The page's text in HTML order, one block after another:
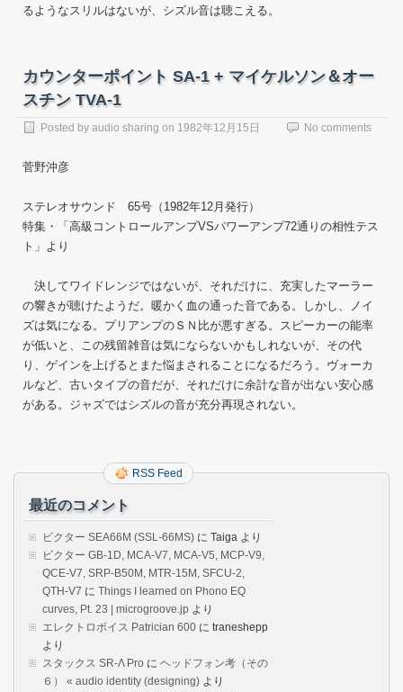
るようなスリルはないが、シズル音は聴こえる。
カウンターポイント SA-1 + マイケルソン＆オー
スチン TVA-1
Posted by audio sharing on 1982年12月15日 No comments
菅野沖彦
ステレオサウンド 65号（1982年12月発行）
特集・「高級コントロールアンプVSパワーアンプ72通りの相性テス
ト」より
決してワイドレンジではないが、それだけに、充実したマーラー
の響きが聴けたようだ。暖かく血の通った音である。しかし、ノイ
ズは気になる。プリアンプのＳＮ比が悪すぎる。スピーカーの能率
が低いと、この残留雑音は気にならないかもしれないが、その代
り、ゲインを上げるとまた悩まされることになるだろう。ヴォーカ
ルなど、古いタイプの音だが、それだけに余計な音が出ない安心感
がある。ジャズではシズルの音が充分再現されない。
RSS Feed
最近のコメント
ビクター SEA66M (SSL-66MS) に Taiga より
ビクター GB-1D, MCA-V7, MCA-V5, MCP-V9,
QCE-V7, SRP-B50M, MTR-15M, SFCU-2,
QTH-V7 に Things I learned on Phono EQ
curves, Pt. 23 | microgroove.jp より
エレクトロボイス Patrician 600 に traneshepp
より
スタックス SR-Λ Pro に ヘッドフォン考（その
６） « audio identity (designing) より